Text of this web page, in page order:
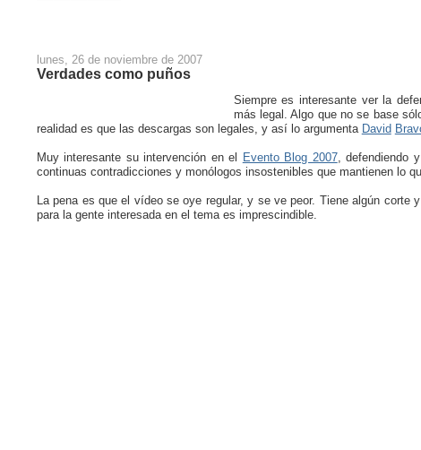
lunes, 26 de noviembre de 2007
Verdades como puños
Siempre es interesante ver la
más legal. Algo que no se base
realidad es que las descargas son legales, y así lo argumenta David
Muy interesante su intervención en el Evento Blog 2007, defendiendo
continuas contradicciones y monólogos insostenibles que mantienen lo
La pena es que el vídeo se oye regular, y se ve peor. Tiene algún
para la gente interesada en el tema es imprescindible.